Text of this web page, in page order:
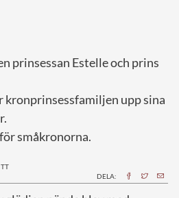
prinsessan Estelle och prins
kronprinsessfamiljen upp sina
småkronorna.
DELA: